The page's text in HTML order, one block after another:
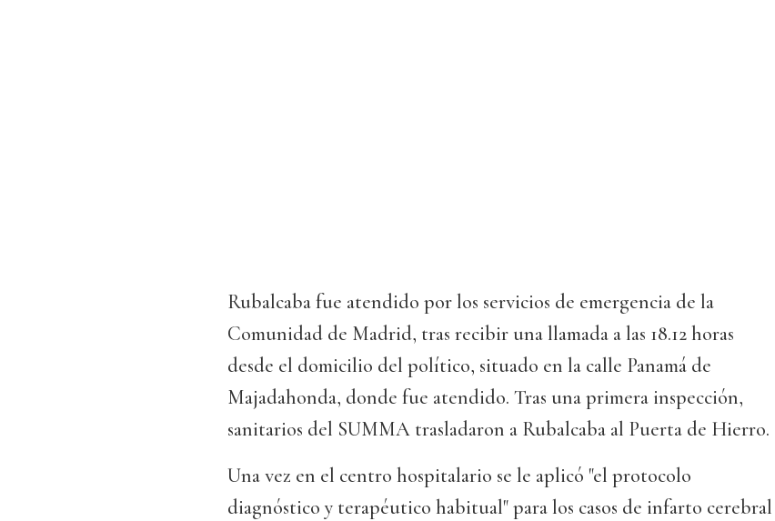
Rubalcaba fue atendido por los servicios de emergencia de la
Comunidad de Madrid, tras recibir una llamada a las 18.12 horas
desde el domicilio del político, situado en la calle Panamá de
Majadahonda, donde fue atendido. Tras una primera inspección,
sanitarios del SUMMA trasladaron a Rubalcaba al Puerta de Hierro.
Una vez en el centro hospitalario se le aplicó "el protocolo
diagnóstico y terapéutico habitual" para los casos de infarto cerebral